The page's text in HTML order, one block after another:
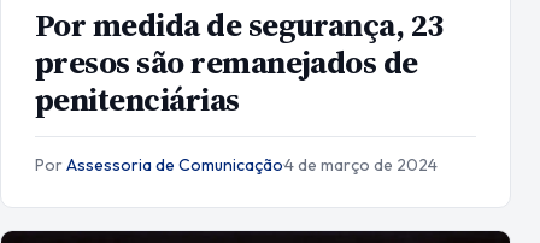
Por medida de segurança, 23
presos são remanejados de
penitenciárias
PorAssessoria de Comunicação·4 de março de 2024